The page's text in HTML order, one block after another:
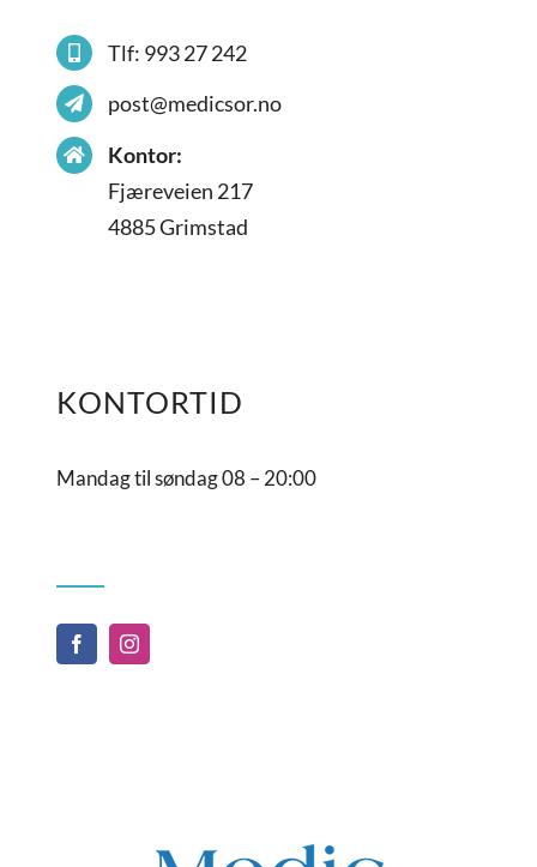
Tlf: 993 27 242
post@medicsor.no
Kontor:
Fjæreveien 217
4885 Grimstad
KONTORTID
Mandag til søndag 08 – 20:00